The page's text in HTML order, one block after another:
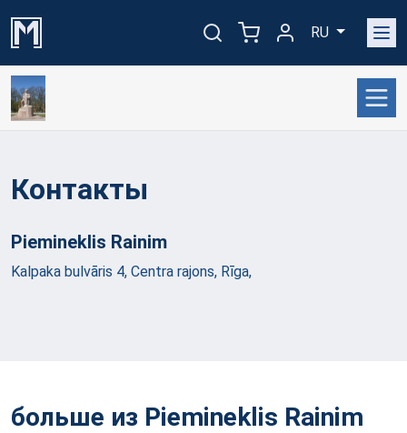
RU
Контакты
Piemineklis Rainim
Kalpaka bulvāris 4, Centra rajons, Rīga,
больше из Piemineklis Rainim